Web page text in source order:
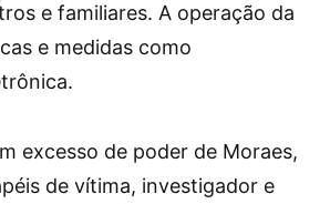
e familiares. A operação da
e medidas como
excesso de poder de Moraes,
de vítima, investigador e